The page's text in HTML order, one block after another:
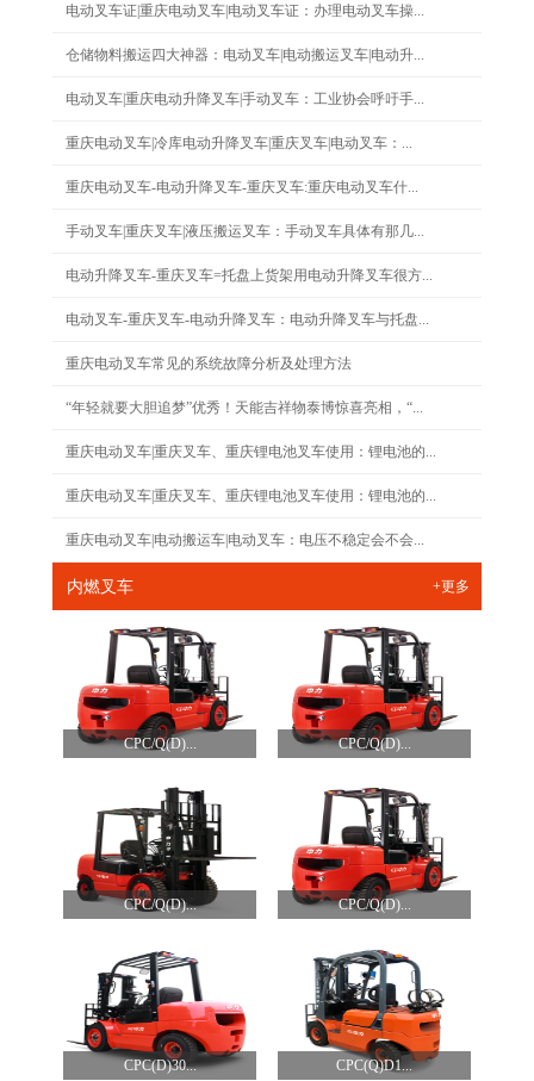
电动叉车证|重庆电动叉车|电动叉车证：办理电动叉车操...
仓储物料搬运四大神器：电动叉车|电动搬运叉车|电动升...
电动叉车|重庆电动升降叉车|手动叉车：工业协会呼吁手...
重庆电动叉车|冷库电动升降叉车|重庆叉车|电动叉车：...
重庆电动叉车-电动升降叉车-重庆叉车:重庆电动叉车什...
手动叉车|重庆叉车|液压搬运叉车：手动叉车具体有那几...
电动升降叉车-重庆叉车=托盘上货架用电动升降叉车很方...
电动叉车-重庆叉车-电动升降叉车：电动升降叉车与托盘...
重庆电动叉车常见的系统故障分析及处理方法
“年轻就要大胆追梦”优秀！天能吉祥物泰博惊喜亮相，“...
重庆电动叉车|重庆叉车、重庆锂电池叉车使用：锂电池的...
重庆电动叉车|重庆叉车、重庆锂电池叉车使用：锂电池的...
重庆电动叉车|电动搬运车|电动叉车：电压不稳定会不会...
内燃叉车 +更多
CPC/Q(D)... CPC/Q(D)...
CPC/Q(D)... CPC/Q(D)...
CPC(D)30... CPC(Q)D1...